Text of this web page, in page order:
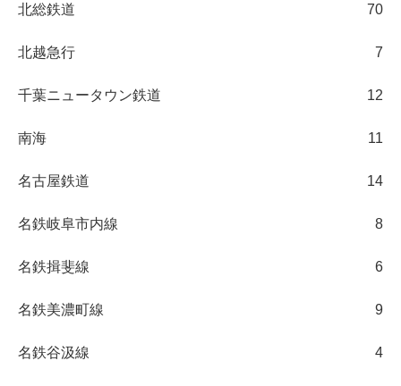
北総鉄道 70
北越急行 7
千葉ニュータウン鉄道 12
南海 11
名古屋鉄道 14
名鉄岐阜市内線 8
名鉄揖斐線 6
名鉄美濃町線 9
名鉄谷汲線 4